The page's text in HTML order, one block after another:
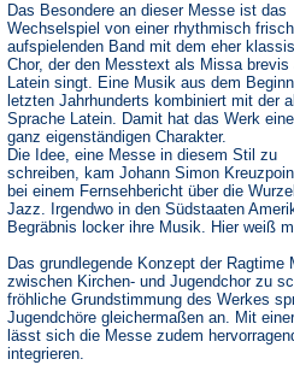
Das Besondere an dieser Messe ist das
Wechselspiel von einer rhythmisch frisch
aufspielenden Band mit dem eher
Chor, der den Messtext als Missa brevis
Latein singt. Eine Musik aus dem
letzten Jahrhunderts kombiniert mit der
Sprache Latein. Damit hat das Werk
ganz eigenständigen Charakter.
Die Idee, eine Messe in diesem Stil zu
schreiben, kam Johann Simon
bei einem Fernsehbericht über die
Jazz. Irgendwo in den Südstaaten
Begräbnis locker ihre Musik. Hier weiß
Das grundlegende Konzept der
zwischen Kirchen- und Jugendchor zu
fröhliche Grundstimmung des Werkes
Jugendchöre gleichermaßen an. Mit
lässt sich die Messe zudem
integrieren.